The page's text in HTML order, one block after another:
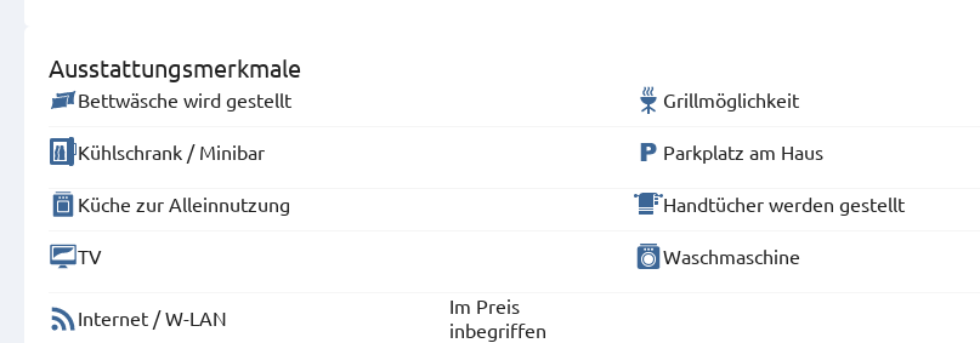
Ausstattungsmerkmale
Bettwäsche wird gestellt Grillmöglichkeit
Kühlschrank / Minibar Parkplatz am Haus
Küche zur Alleinnutzung
Handtücher werden gestellt
TV Waschmaschine
Internet / W-LAN
Im Preis
inbegriffen